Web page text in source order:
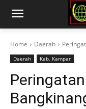
Home Daerah
Daerah Kab. Kampar